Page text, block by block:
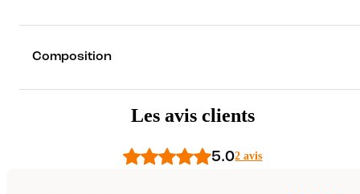
Composition
Les avis clients
5.02 avis